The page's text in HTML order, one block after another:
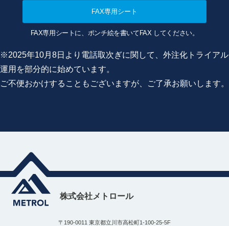
FAX専用シート
FAX専用シートに、ポンチ絵を書いてFAX してください。
※2025年10月8日より電話取次ぎに関して、外注化トライアル
運用を部分的に始めています。
ご不便おかけすることもございますが、ご了承お願いします。
株式会社メトロール
〒190-0011 東京都立川市高松町1-100-25-5F